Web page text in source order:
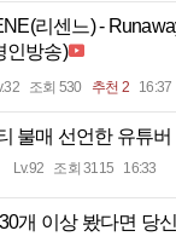
리센느) -
인방송)
조회 530 추천 2 16:37
불매 선언한 유튜버
Lv.92 조회 3115 16:33
개 이상 봤다면 당